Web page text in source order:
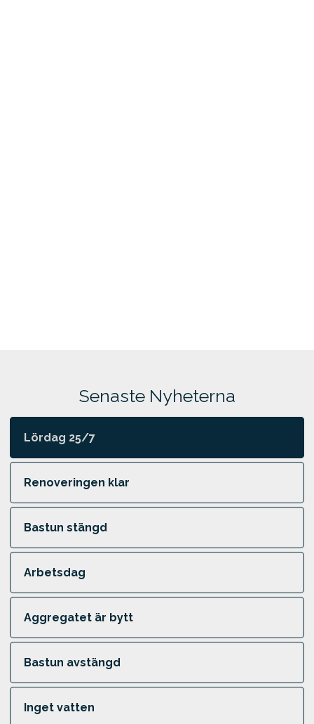
Senaste Nyheterna
Lördag 25/7
Renoveringen klar
Bastun stängd
Arbetsdag
Aggregatet är bytt
Bastun avstängd
Inget vatten